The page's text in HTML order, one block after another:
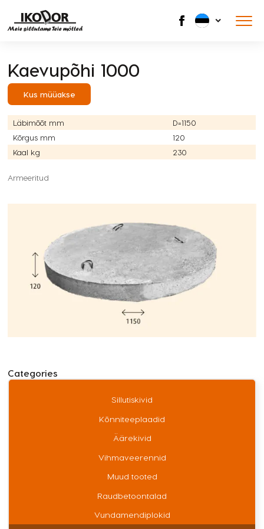
Meie sillutame Teie mõtted
Categories
Sillutiskivid
Kõnniteeplaadid
Äärekivid
Vihmaveerennid
Muud tooted
Raudbetoontalad
Vundamendiplokid
Kaevupõhi 1000
Kus müüakse
Läbimõõt mm
D=1150
Kõrgus mm
120
Kaal kg
230
Armeeritud